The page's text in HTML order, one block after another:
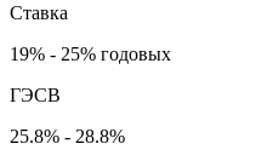
Ставка
19% - 25% годовых
ГЭСВ
25.8% - 28.8%